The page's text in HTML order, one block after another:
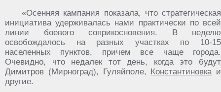
«Осенняя кампания показала, что стратегическая
инициатива удерживалась нами практически по всей
линии боевого соприкосновения. В неделю
освобождалось на разных участках по 10-15
населенных пунктов, причем все чаще города.
Очевидно, что недалек тот день, когда это будут
Димитров (Мирноград), Гуляйполе, Константиновкаи
другие.